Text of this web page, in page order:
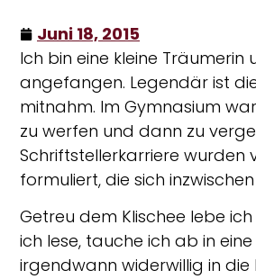
Juni 18, 2015
Ich bin eine kleine
angefangen. Legendär ist
mitnahm. Im Gymnasium
zu werfen und dann zu
Schriftstellerkarriere wurden
formuliert, die sich
Getreu dem Klischee lebe
ich lese, tauche ich ab in
irgendwann widerwillig in die